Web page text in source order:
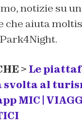
notizie su
che aiuta
> Le
svolta al
MIC |